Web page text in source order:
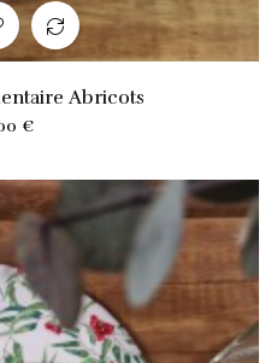
Abricots
€